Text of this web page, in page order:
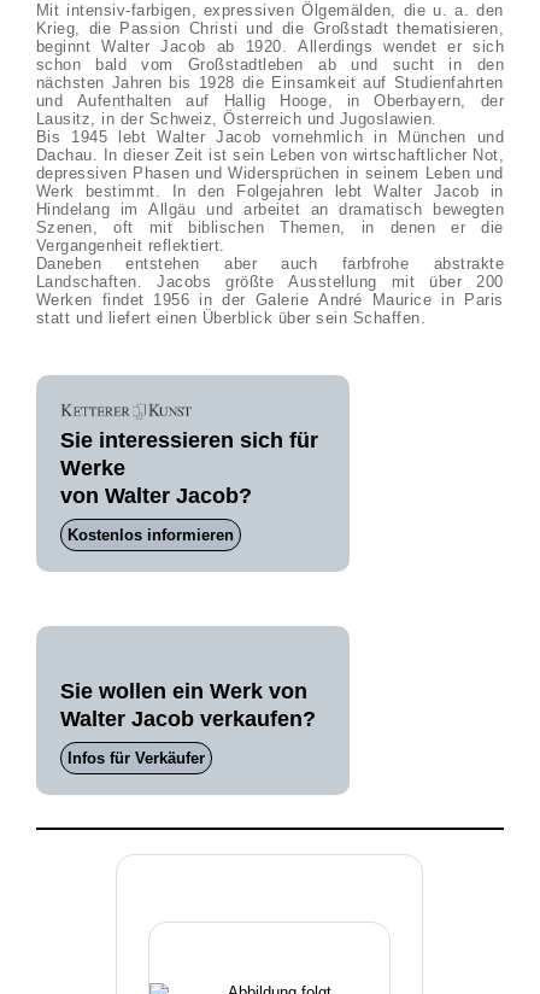
Mit intensiv-farbigen, expressiven Ölgemälden, die u. a. den
Krieg, die Passion Christi und die Großstadt thematisieren,
beginnt Walter Jacob ab 1920. Allerdings wendet er sich
schon bald vom Großstadtleben ab und sucht in den
nächsten Jahren bis 1928 die Einsamkeit auf Studienfahrten
und Aufenthalten auf Hallig Hooge, in Oberbayern, der
Lausitz, in der Schweiz, Österreich und Jugoslawien.
Bis 1945 lebt Walter Jacob vornehmlich in München und
Dachau. In dieser Zeit ist sein Leben von wirtschaftlicher Not,
depressiven Phasen und Widersprüchen in seinem Leben und
Werk bestimmt. In den Folgejahren lebt Walter Jacob in
Hindelang im Allgäu und arbeitet an dramatisch bewegten
Szenen, oft mit biblischen Themen, in denen er die
Vergangenheit reflektiert.
Daneben entstehen aber auch farbfrohe abstrakte
Landschaften. Jacobs größte Ausstellung mit über 200
Werken findet 1956 in der Galerie André Maurice in Paris
statt und liefert einen Überblick über sein Schaffen.
Sie interessieren sich für
Werke
von Walter Jacob?
Kostenlos informieren
Sie wollen ein Werk von
Walter Jacob verkaufen?
Infos für Verkäufer